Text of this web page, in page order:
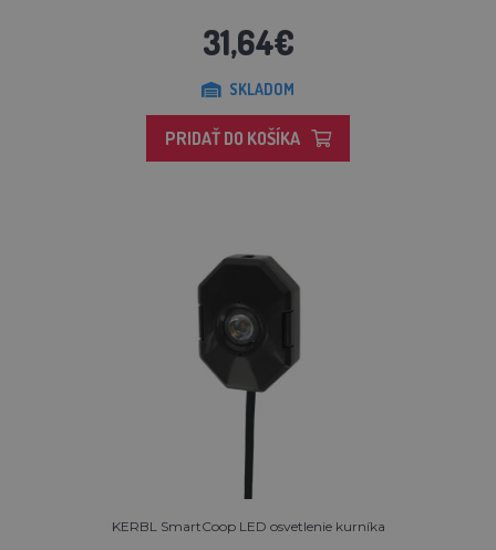
31,64€
SKLADOM
PRIDAŤ DO KOŠÍKA
KERBL SmartCoop LED osvetlenie kurníka